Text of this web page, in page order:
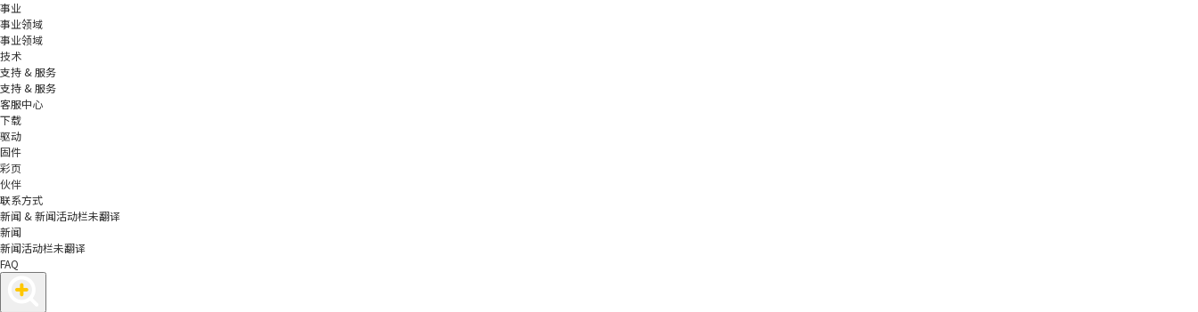
事业
事业领域
事业领域
技术
支持 & 服务
支持 & 服务
客服中心
下载
驱动
固件
彩页
伙伴
联系方式
新闻 & 新闻活动栏未翻译
新闻
新闻活动栏未翻译
FAQ